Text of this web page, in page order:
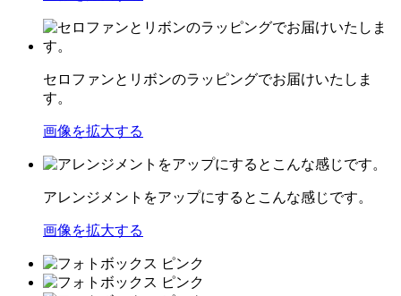
セロファンとリボンのラッピングでお届けいたしま
す。
画像を拡大する
アレンジメントをアップにするとこんな感じです。
画像を拡大する